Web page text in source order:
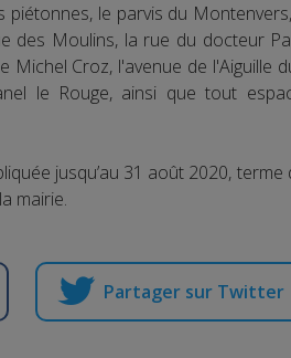
le parvis du
des Moulins, la rue du docteur
Michel Croz, l'avenue de l'Aiguille
le Rouge, ainsi que tout
jusqu’au 31 août 2020, terme
mairie.
Partager sur Twitter